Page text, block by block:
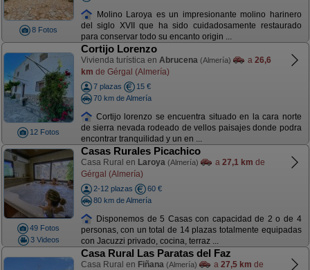
8 Fotos
Molino Laroya es un impresionante molino harinero
del siglo XVII que ha sido cuidadosamente restaurado
para conservar todo su encanto origin ...
12 Fotos
Cortijo Lorenzo
Vivienda turística en Abrucena (Almería) a 26,6
km de Gérgal (Almería)
7 plazas
15 €
70 km de Almería
Cortijo lorenzo se encuentra situado en la cara norte
de sierra nevada rodeado de vellos paisajes donde podra
encontrar tranquilidad y un en ...
49 Fotos
3 Videos
Casas Rurales Picachico
Casa Rural en Laroya (Almería) a 27,1 km de
Gérgal (Almería)
2-12 plazas
60 €
80 km de Almería
Disponemos de 5 Casas con capacidad de 2 o de 4
personas, con un total de 14 plazas totalmente equipadas
con Jacuzzi privado, cocina, terraz ...
Casa Rural Las Paratas del Faz
Casa Rural en Fiñana (Almería) a 27,5 km de